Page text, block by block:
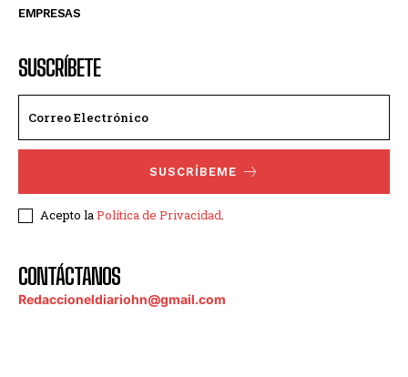
EMPRESAS
SUSCRÍBETE
SUSCRÍBEME
Acepto laPolítica de Privacidad.
CONTÁCTANOS
Redaccioneldiariohn@gmail.com